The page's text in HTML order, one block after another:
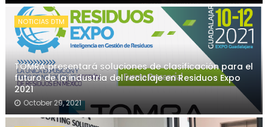
NOTICIAS DTM
TOMRA presentará soluciones de clasificación para el
futuro de la industria del reciclaje en Residuos Expo
2021
October 29, 2021